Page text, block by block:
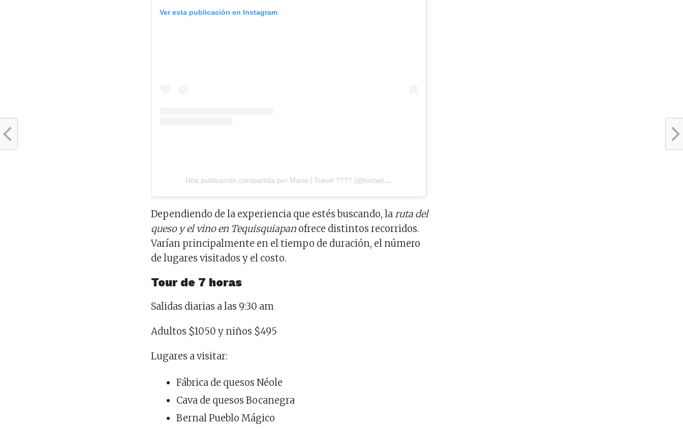
Ver esta publicación en Instagram
Una publicación compartida por Maria | Travel ???? (@lostwithmaria)
Dependiendo de la experiencia que estés buscando, laruta del
queso y el vino en Tequisquiapan ofrece distintos recorridos.
Varían principalmente en el tiempo de duración, el número
de lugares visitados y el costo.
Tour de 7 horas
Salidas diarias a las 9:30 am
Adultos $1050 y niños $495
Lugares a visitar:
Fábrica de quesos Néole
Cava de quesos Bocanegra
Bernal Pueblo Mágico